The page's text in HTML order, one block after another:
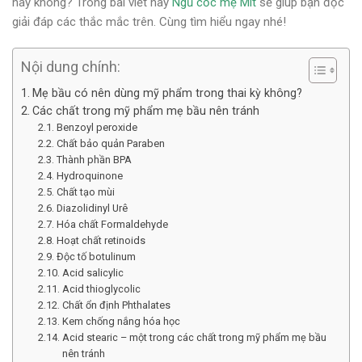
giải đáp các thắc mắc trên. Cùng tìm hiểu ngay nhé!
Nội dung chính:
Mẹ bầu có nên dùng mỹ phẩm trong thai kỳ không?
Các chất trong mỹ phẩm mẹ bầu nên tránh
Benzoyl peroxide
Chất bảo quản Paraben
Thành phần BPA
Hydroquinone
Chất tạo mùi
Diazolidinyl Urê
Hóa chất Formaldehyde
Hoạt chất retinoids
Độc tố botulinum
Acid salicylic
Acid thioglycolic
Chất ổn định Phthalates
Kem chống nắng hóa học
Acid stearic – một trong các chất trong mỹ phẩm mẹ bầu
nên tránh